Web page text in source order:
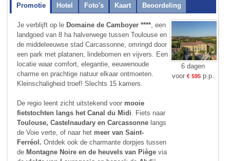
Promotie Hotel Foto's Kaart Beoordeling
Je verblijft op le Domaine de Camboyer ****, een
landgoed van 8 ha halverwege tussen Toulouse en
de middeleeuwse stad Carcassonne, omringd door
een park met platanen, lindebomen en vijvers. Een
locatie waar comfort, elegantie, eeuwenoude
charme en prachtige natuur elkaar ontmoeten.
Kleinschaligheid troef! Slechts 15 kamers.
De regio leent zicht uitstekend voor mooie
fietstochten langs het Canal du Midi. Fiets naar
Toulouse, Castelnaudary en Carcassonne langs
de Voie verte, of naar het meer van Saint-
Ferréol. Ontdek ook de charmante dorpjes tussen
de Montagne Noire en de heuvels van Piègevia
6 dagen
voor € 595p.p.